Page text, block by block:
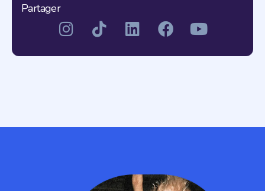
Partager